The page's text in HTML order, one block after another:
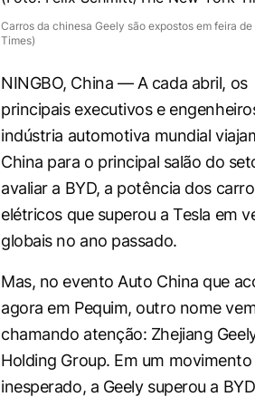
Carros da chinesa Geely são expostos em feira
Times)
NINGBO, China — A cada abril, os
principais executivos e
indústria automotiva mundial
China para o principal salão do
avaliar a BYD, a potência dos
elétricos que superou a Tesla em
globais no ano passado.
Mas, no evento Auto China que
agora em Pequim, outro nome
chamando atenção: Zhejiang
Holding Group. Em um movimento
inesperado, a Geely superou a